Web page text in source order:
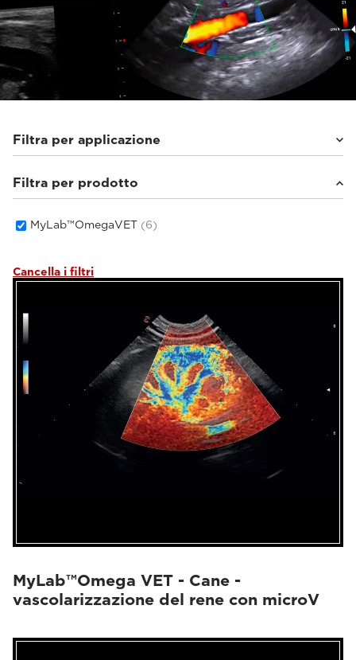
Filtra per applicazione
Piccoli animali(4)
Equini(2)
Filtra per prodotto
MyLab™OmegaVET (6)
Cancella i filtri
MyLab™Omega VET - Cane -
vascolarizzazione del rene con microV